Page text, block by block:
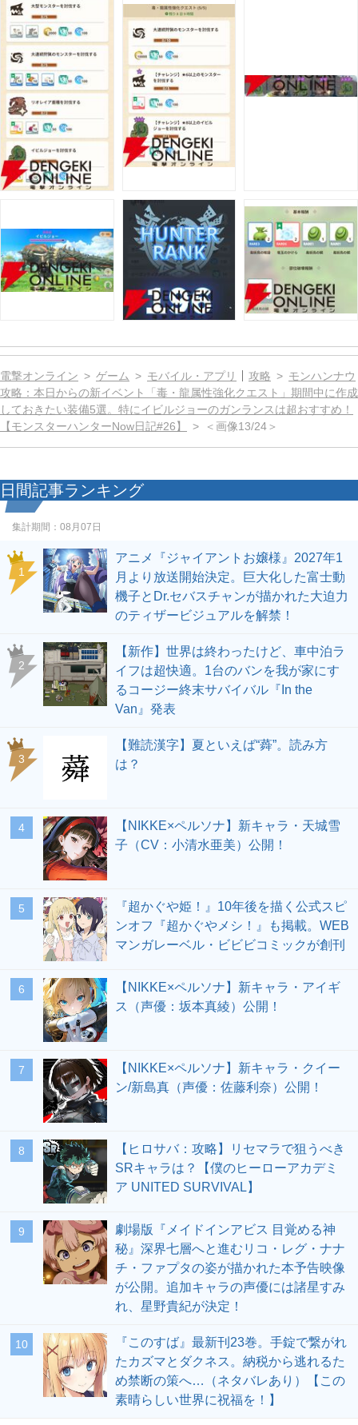
電撃オンライン ゲーム モバイル・アプリ 攻略
モンハンナウ
攻略：本日からの新イベント「毒・龍属性強化クエスト」期間中に作成
しておきたい装備5選。特にイビルジョーのガンランスは超おすすめ！
【モンスターハンターNow日記#26】
＜画像13/24＞
日間記事ランキング
集計期間： 08月07日
1
アニメ『ジャイアントお嬢様』2027年1
月より放送開始決定。巨大化した富士動
機子とDr.セバスチャンが描かれた大迫力
のティザービジュアルを解禁！
2
【新作】世界は終わったけど、車中泊ラ
イフは超快適。1台のバンを我が家にす
るコージー終末サバイバル『In the
Van』発表
3
【難読漢字】夏といえば“蕣”。読み方
は？
4
【NIKKE×ペルソナ】新キャラ・天城雪
子（CV：小清水亜美）公開！
5
『超かぐや姫！』10年後を描く公式スピ
ンオフ『超かぐやメシ！』も掲載。WEB
マンガレーベル・ビビビコミックが創刊
6
【NIKKE×ペルソナ】新キャラ・アイギ
ス（声優：坂本真綾）公開！
7
【NIKKE×ペルソナ】新キャラ・クイー
ン/新島真（声優：佐藤利奈）公開！
8
【ヒロサバ：攻略】リセマラで狙うべき
SRキャラは？【僕のヒーローアカデミ
ア UNITED SURVIVAL】
9
劇場版『メイドインアビス 目覚める神
秘』深界七層へと進むリコ・レグ・ナナ
チ・ファプタの姿が描かれた本予告映像
が公開。追加キャラの声優には諸星すみ
れ、星野貴紀が決定！
10
『このすば』最新刊23巻。手錠で繋がれ
たカズマとダクネス。納税から逃れるた
め禁断の策へ…（ネタバレあり）【この
素晴らしい世界に祝福を！】